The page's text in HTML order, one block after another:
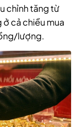
chỉnh tăng từ
cả chiều mua
lượng.